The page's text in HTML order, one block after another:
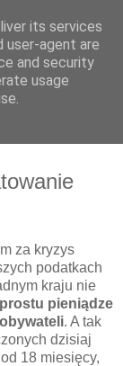
za kryzys
podatkach
kraju nie
pieniądze
. A tak
dzisiaj
18 miesięcy,
its services
user-agent are
and security
usage